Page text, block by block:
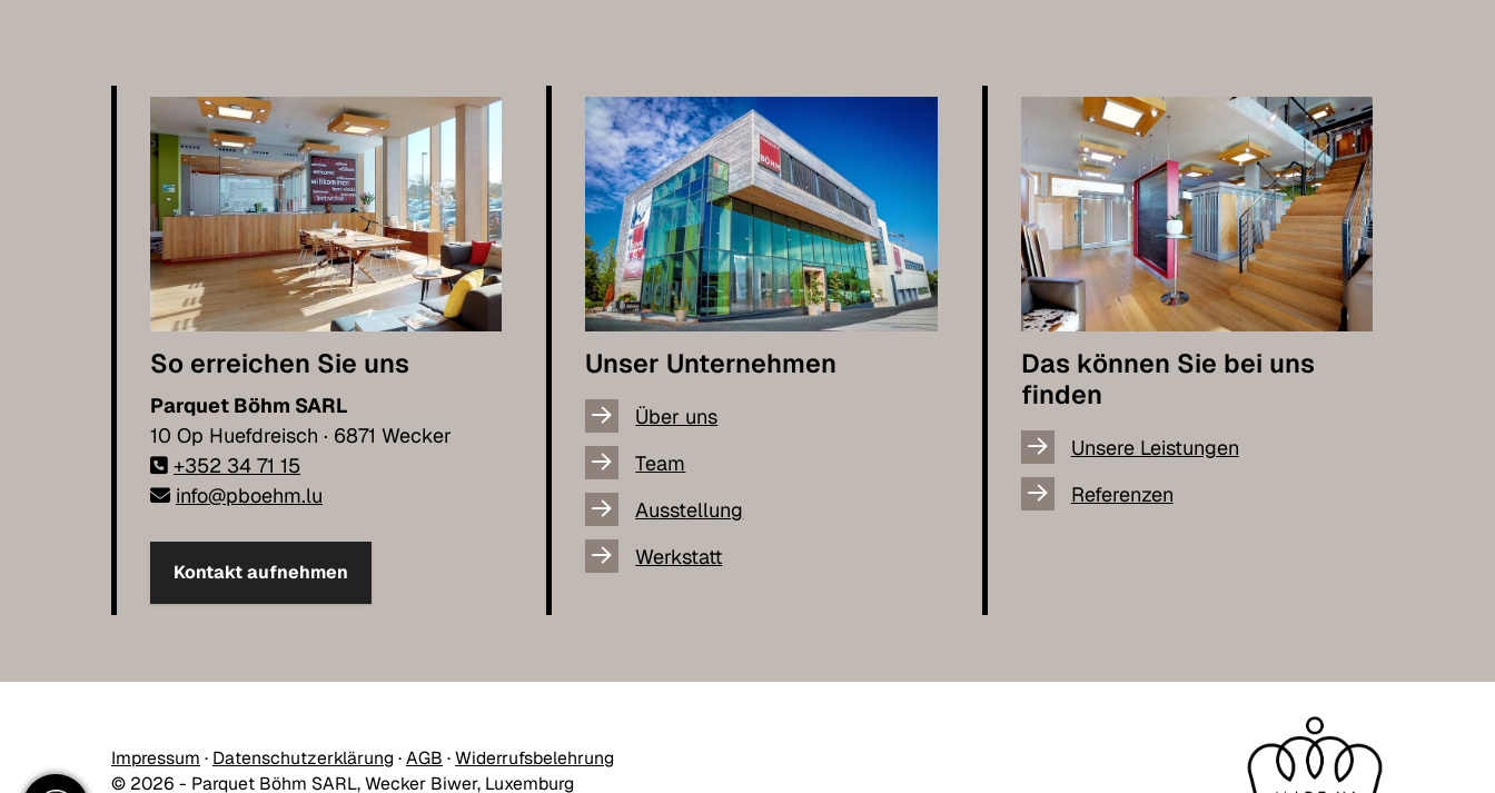
So erreichen Sie uns
Parquet Böhm SARL
10 Op Huefdreisch · 6871 Wecker
+352 34 71 15
info@pboehm.lu
Kontakt aufnehmen
Unser Unternehmen
Über uns
Team
Ausstellung
Werkstatt
Das können Sie bei uns
finden
Unsere Leistungen
Referenzen
Impressum · Datenschutzerklärung·AGB ·Widerrufsbelehrung
© 2026 - Parquet Böhm SARL, Wecker Biwer, Luxemburg